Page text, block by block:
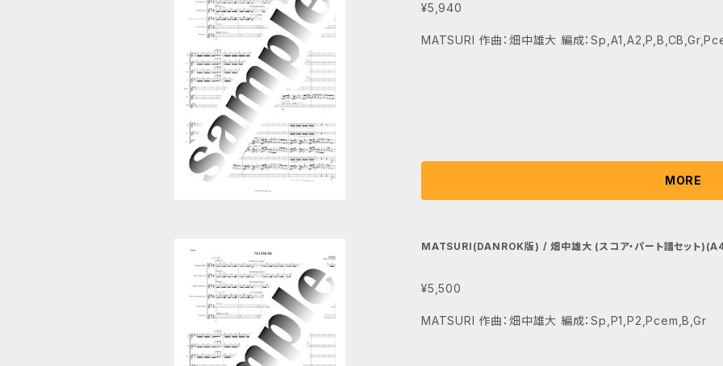
¥5,940
MATSURI 作曲：畑中雄大 編成：
MORE
MATSURI(DANROK版) / 畑中雄大 (スコア・パート譜セット
¥5,500
MATSURI 作曲：畑中雄大 編成：Sp,P1,P2,Pcem,B,Gr